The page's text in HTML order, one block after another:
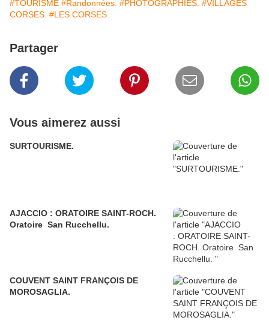
#TOURISME #Randonnées. #PHOTOGRAPHIES. #VILLAGES
CORSES. #LES CORSES
Partager
Vous aimerez aussi
SURTOURISME.
AJACCIO : ORATOIRE SAINT-ROCH.
Oratoire San Rucchellu.
COUVENT SAINT FRANÇOIS DE
MOROSAGLIA.